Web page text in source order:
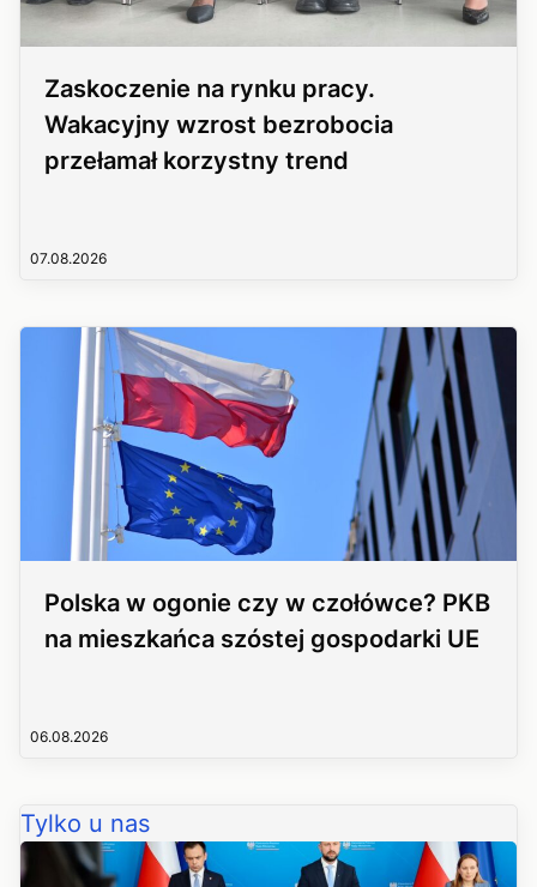
Zaskoczenie na rynku pracy.
Wakacyjny wzrost bezrobocia
przełamał korzystny trend
07.08.2026
Polska w ogonie czy w czołówce? PKB
na mieszkańca szóstej gospodarki UE
06.08.2026
Tylko u nas